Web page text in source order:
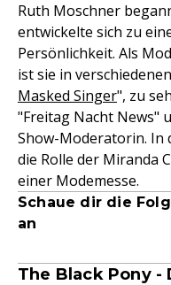
Ruth Moschner
entwickelte sich zu
Persönlichkeit. Als
ist sie in
Masked Singer", zu
"Freitag Nacht News"
Show-Moderatorin. In
die Rolle der Miranda
einer Modemesse.
Schaue dir die
an
The Black Pony -